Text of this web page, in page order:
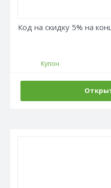
Код на скидку 5% на
Купон